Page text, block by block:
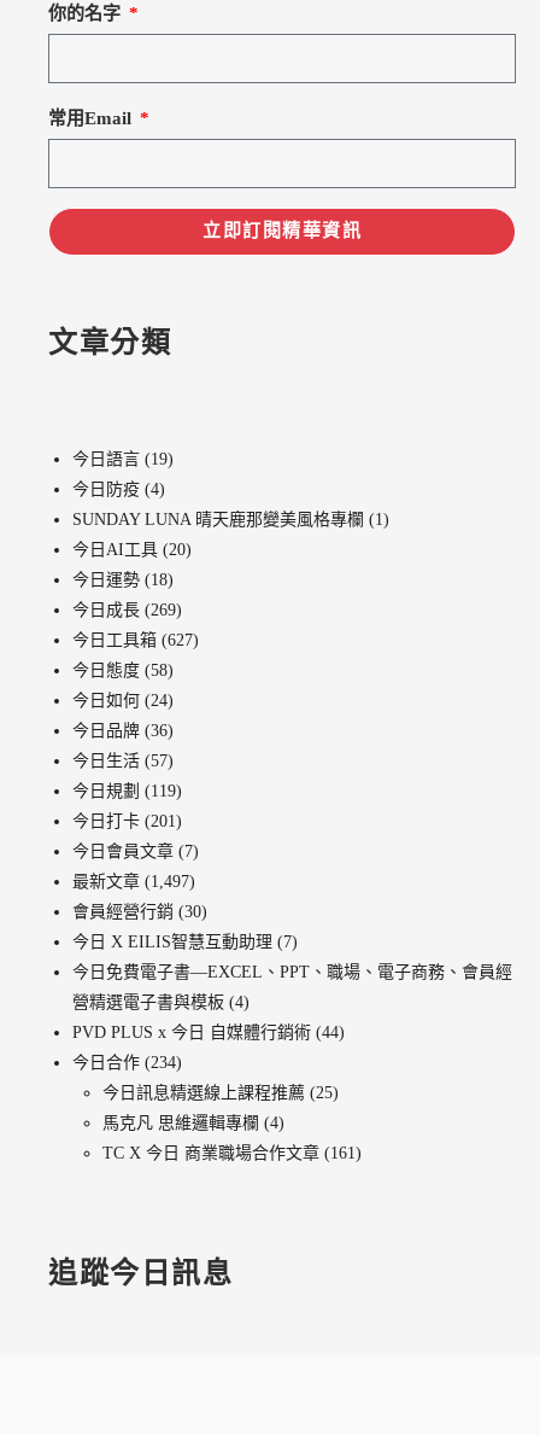
你的名字
常用Email
立即訂閱精華資訊
文章分類
今日語言 (19)
今日防疫 (4)
SUNDAY LUNA 晴天鹿那變美風格專欄 (1)
今日AI工具 (20)
今日運勢 (18)
今日成長 (269)
今日工具箱 (627)
今日態度 (58)
今日如何 (24)
今日品牌 (36)
今日生活 (57)
今日規劃 (119)
今日打卡 (201)
今日會員文章 (7)
最新文章 (1,497)
會員經營行銷 (30)
今日 X EILIS智慧互動助理 (7)
今日免費電子書—EXCEL、PPT、職場、電子商務、會員經
營精選電子書與模板 (4)
PVD PLUS x 今日 自媒體行銷術 (44)
今日合作 (234)
今日訊息精選線上課程推薦 (25)
馬克凡 思維邏輯專欄 (4)
TC X 今日 商業職場合作文章 (161)
追蹤今日訊息